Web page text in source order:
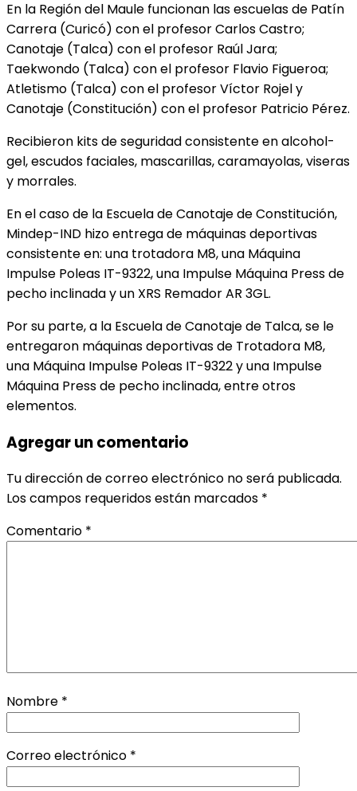
En la Región del Maule funcionan las escuelas de Patín
Carrera (Curicó) con el profesor Carlos Castro;
Canotaje (Talca) con el profesor Raúl Jara;
Taekwondo (Talca) con el profesor Flavio Figueroa;
Atletismo (Talca) con el profesor Víctor Rojel y
Canotaje (Constitución) con el profesor Patricio Pérez.
Recibieron kits de seguridad consistente en alcohol-
gel, escudos faciales, mascarillas, caramayolas, viseras
y morrales.
En el caso de la Escuela de Canotaje de Constitución,
Mindep-IND hizo entrega de máquinas deportivas
consistente en: una trotadora M8, una Máquina
Impulse Poleas IT-9322, una Impulse Máquina Press de
pecho inclinada y un XRS Remador AR 3GL.
Por su parte, a la Escuela de Canotaje de Talca, se le
entregaron máquinas deportivas de Trotadora M8,
una Máquina Impulse Poleas IT-9322 y una Impulse
Máquina Press de pecho inclinada, entre otros
elementos.
Agregar un comentario
Tu dirección de correo electrónico no será publicada.
Los campos requeridos están marcados *
Comentario *
Nombre *
Correo electrónico *